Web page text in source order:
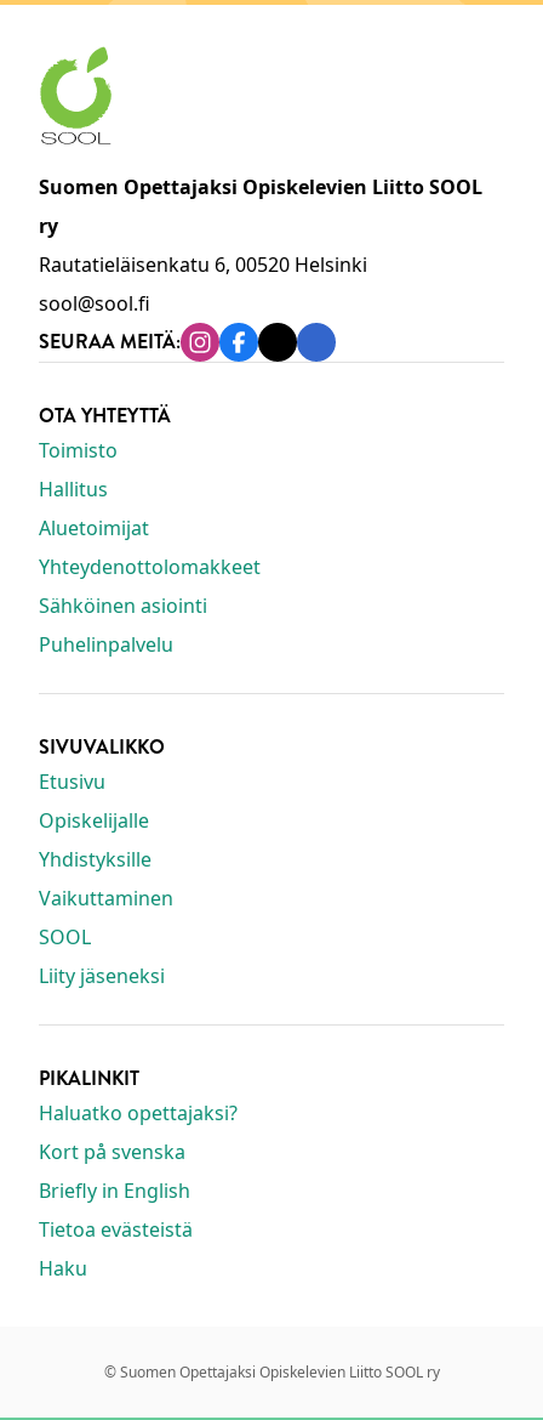
Suomen Opettajaksi Opiskelevien Liitto SOOL
ry
Rautatieläisenkatu 6, 00520 Helsinki
sool@sool.fi
SEURAA MEITÄ: Instagram
Facebook
TiktokLinkedin
OTA YHTEYTTÄ
Toimisto
Hallitus
Aluetoimijat
Yhteydenottolomakkeet
Sähköinen asiointi
Puhelinpalvelu
SIVUVALIKKO
Etusivu
Opiskelijalle
Yhdistyksille
Vaikuttaminen
SOOL
Liity jäseneksi
PIKALINKIT
Haluatko opettajaksi?
Kort på svenska
Briefly in English
Tietoa evästeistä
Haku
© Suomen Opettajaksi Opiskelevien Liitto SOOL ry